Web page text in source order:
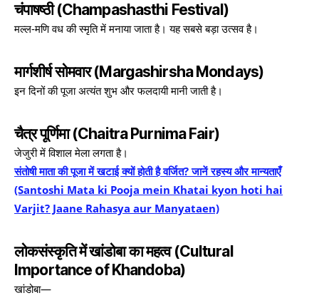
चंपाषष्ठी (Champashasthi Festival)
मल्ल-मणि वध की स्मृति में मनाया जाता है। यह सबसे बड़ा उत्सव है।
मार्गशीर्ष सोमवार (Margashirsha Mondays)
इन दिनों की पूजा अत्यंत शुभ और फलदायी मानी जाती है।
चैत्र पूर्णिमा (Chaitra Purnima Fair)
जेजुरी में विशाल मेला लगता है।
संतोषी माता की पूजा में खटाई क्यों होती है वर्जित? जानें रहस्य और मान्यताएँ
(Santoshi Mata ki Pooja mein Khatai kyon hoti hai
Varjit? Jaane Rahasya aur Manyataen)
लोकसंस्कृति में खांडोबा का महत्व (Cultural
Importance of Khandoba)
खांडोबा—